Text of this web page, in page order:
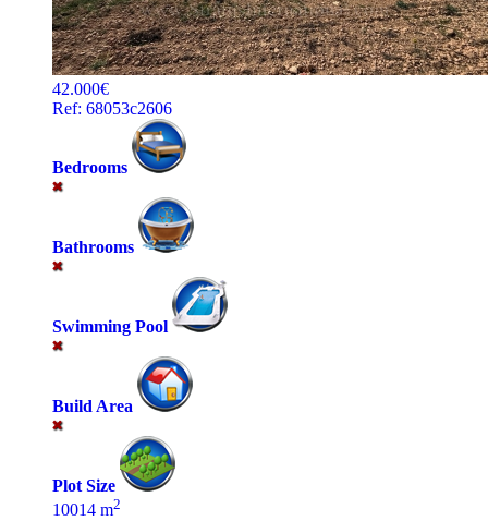
42.000€
Ref: 68053c2606
Bedrooms
Bathrooms
Swimming Pool
Build Area
Plot Size
10014 m2